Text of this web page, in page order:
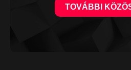
TOVÁBBI